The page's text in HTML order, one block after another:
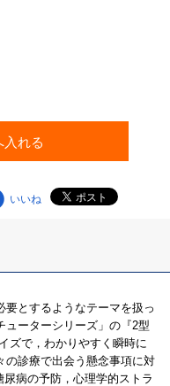
いいね
要とするようなテーマを扱っ
ューターシリーズ」の『2型
ズで，わかりやすく瞬時に
の診療で出会う懸念事項に対
病の予防，心理学的ストラ